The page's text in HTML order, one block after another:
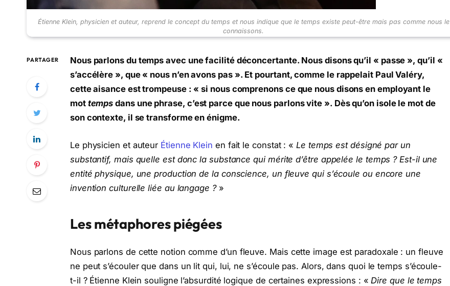
Étienne Klein, physicien et auteur, reprend le concept du temps et nous indique que le temps existe peut-être mais pas comme nous le
connaissons.
PARTAGER
Nous parlons du temps avec une facilité déconcertante. Nous disons qu’il « passe », qu’il «
s’accélère », que « nous n’en avons pas ». Et pourtant, comme le rappelait Paul Valéry,
cette aisance est trompeuse : « si nous comprenons ce que nous disons en employant le
mot temps dans une phrase, c’est parce que nous parlons vite ». Dès qu’on isole le mot de
son contexte, il se transforme en énigme.
Le physicien et auteur Étienne Klein en fait le constat : « Le temps est désigné par un
substantif, mais quelle est donc la substance qui mérite d’être appelée le temps ? Est-il une
entité physique, une production de la conscience, un fleuve qui s’écoule ou encore une
invention culturelle liée au langage ? »
Les métaphores piégées
Nous parlons de cette notion comme d’un fleuve. Mais cette image est paradoxale : un fleuve
ne peut s’écouler que dans un lit qui, lui, ne s’écoule pas. Alors, dans quoi le temps s’écoule-
t-il ? Étienne Klein souligne l’absurdité logique de certaines expressions : « Dire que le temps